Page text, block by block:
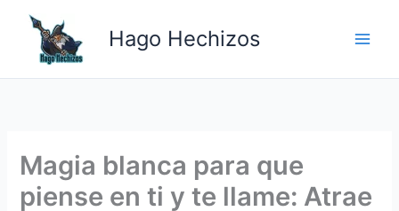
contenido
Hago Hechizos
Magia blanca para que
piense en ti y te llame: Atrae